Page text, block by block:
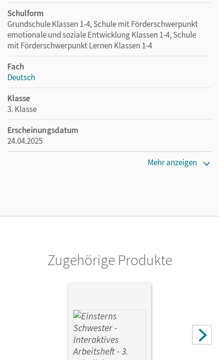
Schulform
Grundschule Klassen 1-4, Schule mit Förderschwerpunkt
emotionale und soziale Entwicklung Klassen 1-4, Schule
mit Förderschwerpunkt Lernen Klassen 1-4
Fach
Deutsch
Klasse
3. Klasse
Erscheinungsdatum
24.04.2025
Mehr anzeigen
Zugehörige Produkte